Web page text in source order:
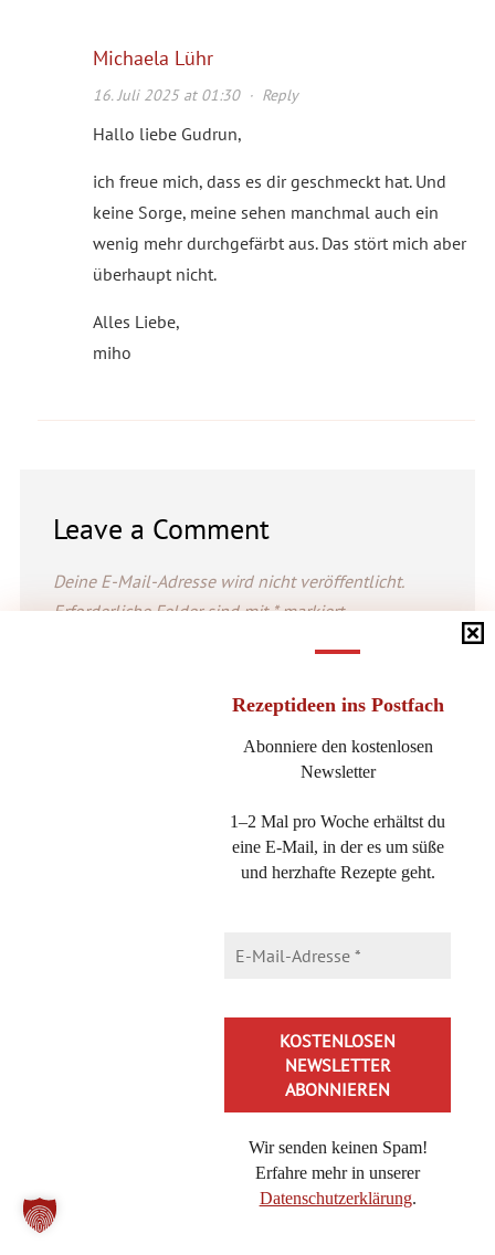
Rezeptideen ins Postfach
Abonniere den kostenlosen
Newsletter
1–2 Mal pro Woche erhältst du
eine E-Mail, in der es um süße
und herzhafte Rezepte geht.
Wir senden keinen Spam!
Erfahre mehr in unserer
Datenschutzerklärung.
Michaela Lühr
16. Juli 2025 at 01:30· Reply
Hallo liebe Gudrun,
ich freue mich, dass es dir geschmeckt hat. Und
keine Sorge, meine sehen manchmal auch ein
wenig mehr durchgefärbt aus. Das stört mich aber
überhaupt nicht.
Alles Liebe,
miho
Leave a Comment
Deine E-Mail-Adresse wird nicht veröffentlicht.
Erforderliche Felder sind mit*markiert
*
*
gespeichert. Das geschieht aus Sicherheitsgründen.
selbstverständlich nicht veröffentlicht. Mehr
Informationen zur Datenverarbeitung und
Datenspeicherung findest du in meiner